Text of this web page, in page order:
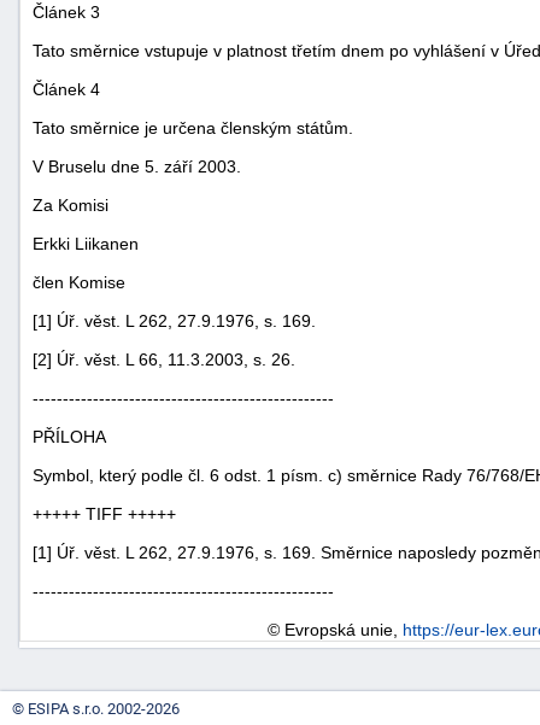
Článek 3
Tato směrnice vstupuje v platnost třetím dnem po vyhlášení v
Článek 4
Tato směrnice je určena členským státům.
V Bruselu dne 5. září 2003.
Za Komisi
Erkki Liikanen
člen Komise
[1] Úř. věst. L 262, 27.9.1976, s. 169.
[2] Úř. věst. L 66, 11.3.2003, s. 26.
--------------------------------------------------
PŘÍLOHA
Symbol, který podle čl. 6 odst. 1 písm. c) směrnice Rady 76/768/
+++++ TIFF +++++
[1] Úř. věst. L 262, 27.9.1976, s. 169. Směrnice naposledy
--------------------------------------------------
© Evropská unie, https://eur-
+náhrady
© ESIPA s.r.o. 2002-2026